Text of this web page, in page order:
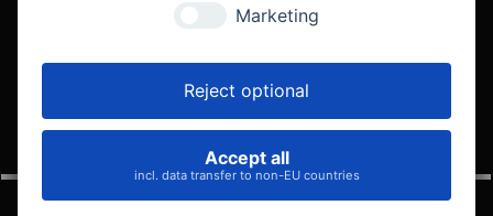
VELOCITY AUTOMOTIVE
Marketing
Reject optional
Accept all
incl. data transfer to non-EU countries